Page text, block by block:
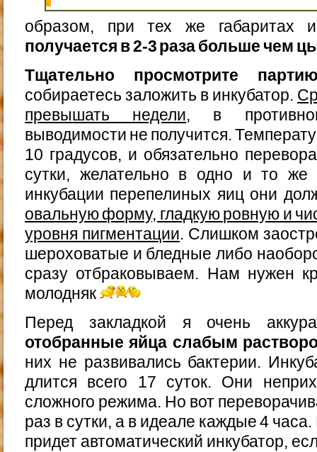
образом, при тех же габаритах
получается в 2-3 раза больше чем
Тщательно просмотрите
собираетесь заложить в инкубатор.
превышать недели, в
выводимости не получится.
10 градусов, и обязательно
сутки, желательно в одно и то
инкубации перепелиных яиц они
овальную форму, гладкую ровную и
уровня пигментации. Слишком
шероховатые и бледные либо
сразу отбраковываем. Нам нужен
молодняк
Перед закладкой я очень
отобранные яйца слабым
них не развивались бактерии.
длится всего 17 суток. Они
сложного режима. Но вот
раз в сутки, а в идеале каждые 4
придет автоматический инкубатор,